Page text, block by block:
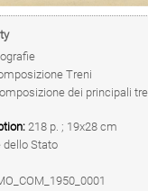
Treni
dei principali
218 p. ; 19x28 cm
dello Stato